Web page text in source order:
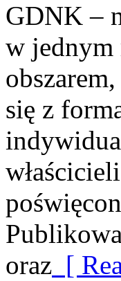
GDNK –
w jednym
się z
oraz [